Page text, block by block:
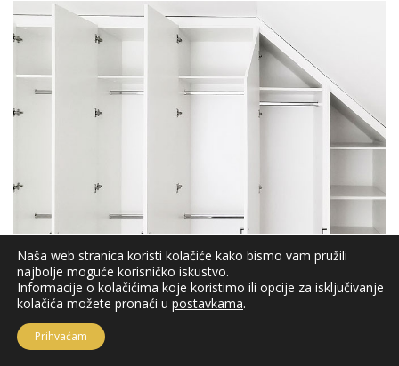
Ormari i komode AOK13
Naša web stranica koristi kolačiće kako bismo vam pružili
najbolje moguće korisničko iskustvo.
Informacije o kolačićima koje koristimo ili opcije za isključivanje
kolačića možete pronaći u postavkama.
Prihvaćam